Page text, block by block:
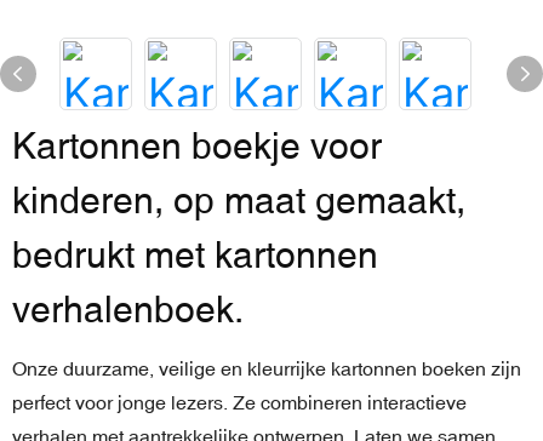
Kartonnen boekje voor
kinderen, op maat gemaakt,
bedrukt met kartonnen
verhalenboek.
Onze duurzame, veilige en kleurrijke kartonnen boeken zijn
perfect voor jonge lezers. Ze combineren interactieve
verhalen met aantrekkelijke ontwerpen. Laten we samen